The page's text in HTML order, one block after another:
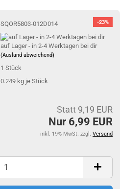
-23%
SQOR5803-012D014
auf Lager - in 2-4 Werktagen bei dir
(Ausland abweichend)
1Stück
0.249 kg je Stück
Statt 9,19 EUR
Nur 6,99 EUR
inkl. 19% MwSt. zzgl. Versand